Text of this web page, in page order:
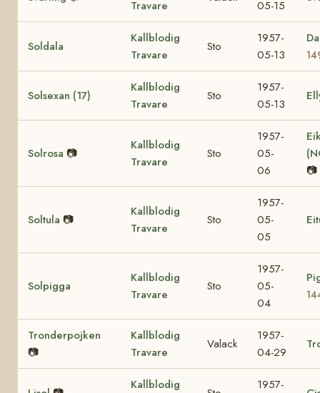
Travare
05-15
Soldala
Kallblodig
Travare
Sto
1957-
05-13
Solsexan (17)
Kallblodig
Travare
Sto
1957-
05-13
Solrosa 📷
Kallblodig
Travare
Sto
1957-
05-
06
📷
Soltula 📷
Kallblodig
Travare
Sto
1957-
05-
05
Solpigga
Kallblodig
Travare
Sto
1957-
05-
04
Tronderpojken
📷
Kallblodig
Travare
Valack
1957-
04-29
Kallblodig
1957-